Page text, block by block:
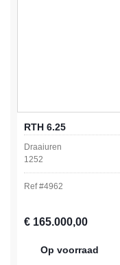
RTH 6.25
Draaiuren
1252
Ref #4962
Normale prijs:
€ 165.000,00
Op voorraad